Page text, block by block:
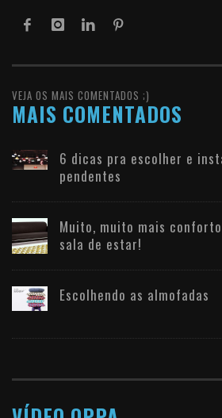
VEJA OS MAIS COMENTADOS ;)
MAIS COMENTADOS
6 dicas pra escolher e
pendentes
Muito, muito mais
sala de estar!
Escolhendo as almofadas